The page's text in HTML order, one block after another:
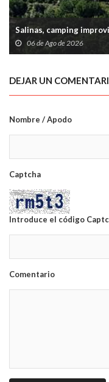
Salinas, camping
06 de Ago de 2026
DEJAR UN
Nombre / Apodo
Captcha
Introduce el código
Comentario